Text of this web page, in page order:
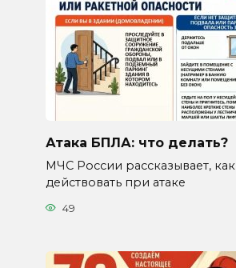
Атака БПЛА: что делать?
МЧС России рассказывает, как
действовать при атаке
49